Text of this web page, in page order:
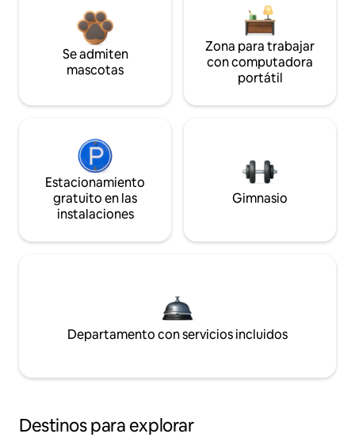
Se admiten
mascotas
Zona para trabajar
con computadora
portátil
Estacionamiento
gratuito en las
instalaciones
Gimnasio
Departamento con servicios incluidos
Destinos para explorar